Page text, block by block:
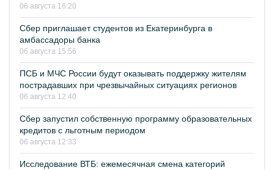
06 августа 16:20
Сбер приглашает студентов из Екатеринбурга в
амбассадоры банка
06 августа 15:56
ПСБ и МЧС России будут оказывать поддержку жителям
пострадавших при чрезвычайных ситуациях регионов
06 августа 12:40
Сбер запустил собственную программу образовательных
кредитов с льготным периодом
06 августа 12:33
Исследование ВТБ: ежемесячная смена категорий